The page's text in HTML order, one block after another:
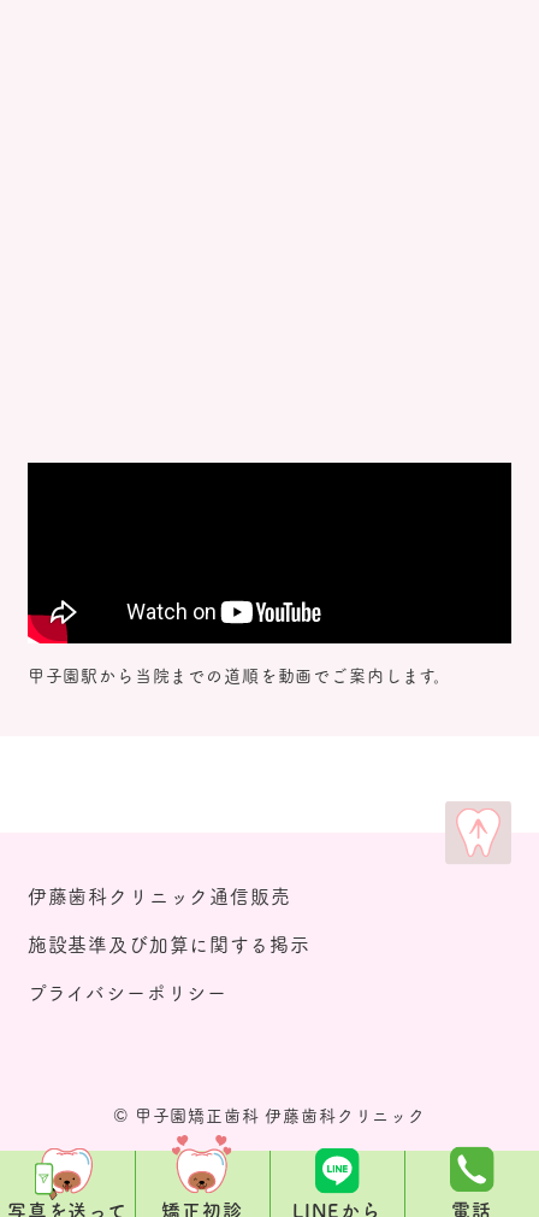
甲子園駅から当院までの道順を動画でご案内します。
写真を送って 矯正初診 LINEから 電話
伊藤歯科クリニック通信販売
施設基準及び加算に関する掲示
プライバシーポリシー
© 甲子園矯正歯科 伊藤歯科クリニック